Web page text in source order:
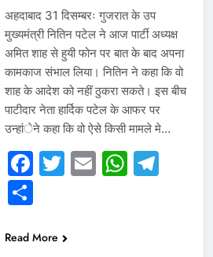
अहदाबाद 31 दिसम्बरः गुजरात के उप
मुख्यमंत्री नितिन पटेल ने आज पार्टी अध्यक्ष
अमित शाह से हुयी फोन पर बात के बाद अपना
कामकाज संभाल लिया। नितिन ने कहा कि वो
शाह के आदेश को नहीं ठुकरा सकते। इस बीच
पाटीदार नेता हार्दिक पटेल के आफर पर
उन्हांेने कहा कि वो ऐसे किसी मामले मे…
Facebook
Twitter
Email
Share
Read More